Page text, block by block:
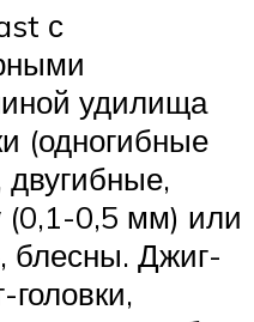
с
удилища
(одногибные
(0,1-0,5 мм) или
блесны. Джиг-
головки,